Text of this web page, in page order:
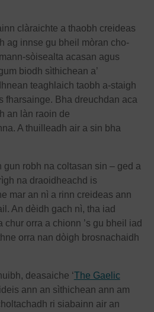
clàraichte a thaobh creideas
ag innse gu bheil mòran cho-
sòisealta acasan agus
biodh sìthichean a’
teaghlaich taobh a-staigh
fharsainge. Bha dreuchdan aca
an làn raoin de
A thuilleadh air a sin bha
gun robh na coltasan sin – ged a
na draoidheachd is
mar an nì a rinn creideas ann
An dèidh gach nì, tha iad
chur orra a chionn ’s gu bheil iad
orra nan dòigh brosnachaidh
deasaiche ‘The Gaelic
ann an sìthichean ann am
ri siabainn air an